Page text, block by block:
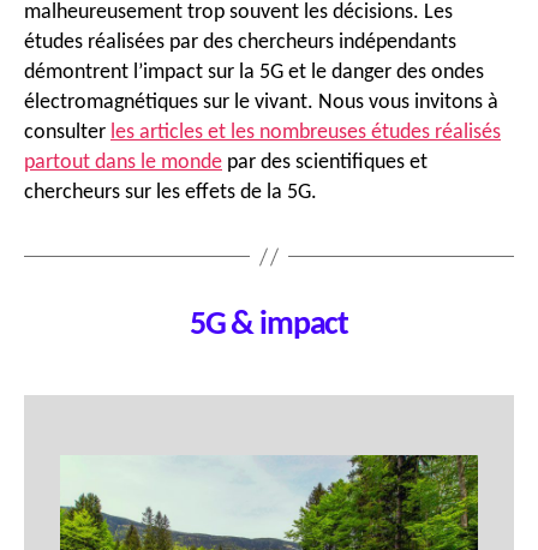
malheureusement trop souvent les décisions. Les
études réalisées par des chercheurs indépendants
démontrent l’impact sur la 5G et le danger des ondes
électromagnétiques sur le vivant. Nous vous invitons à
consulter les articles et les nombreuses études réalisés
partout dans le monde par des scientifiques et
chercheurs sur les effets de la 5G.
5G & impact